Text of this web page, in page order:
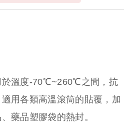
於溫度-70℃~260℃之間，抗
用各類高溫滾筒的貼覆，加
藥品塑膠袋的熱封。